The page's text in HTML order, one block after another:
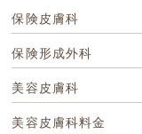
保険皮膚科
保険形成外科
美容皮膚科
美容皮膚科料金